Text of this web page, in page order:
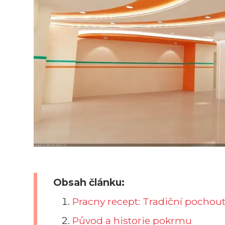
Obsah článku:
Pracny recept: Tradiční
Původ a historie pokrmu